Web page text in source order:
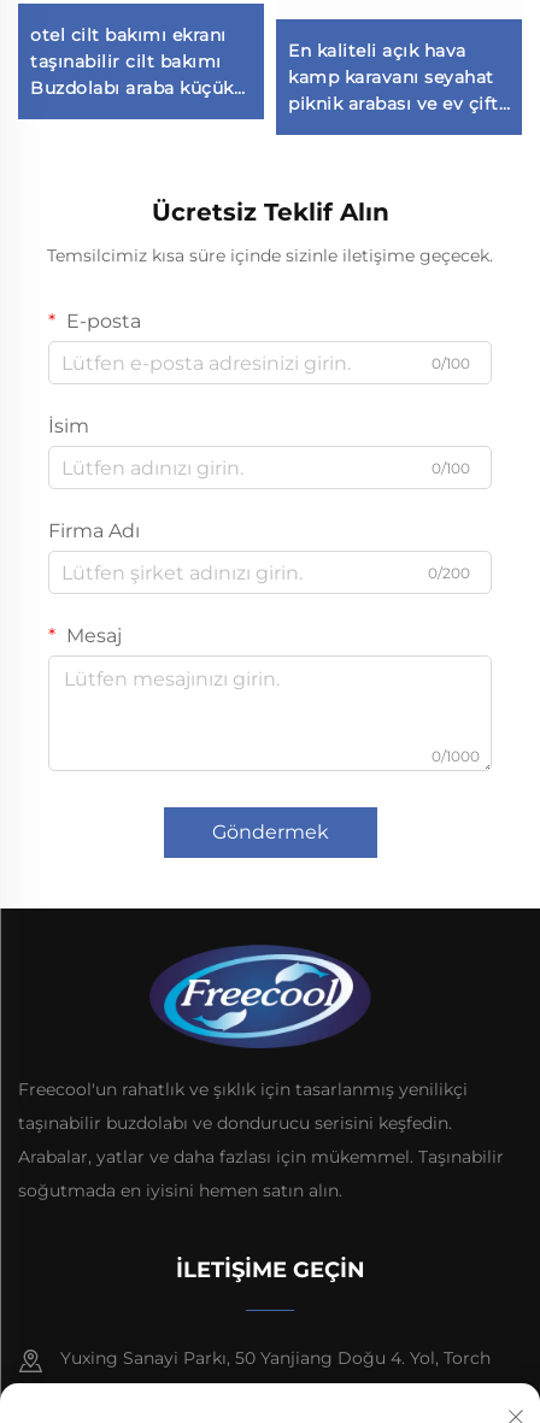
otel cilt bakımı ekranı
taşınabilir cilt bakımı
Buzdolabı araba küçük
yatak odası mini bar
En kaliteli açık hava
kamp karavanı seyahat
piknik arabası ve ev çift
kullanımlı araba
kutu 35l
Ücretsiz Teklif Alın
Temsilcimiz kısa süre içinde sizinle iletişime geçecek.
E-posta
0/100
İsim
0/100
Firma Adı
0/200
Mesaj
0/1000
Göndermek
Freecool'un rahatlık ve şıklık için tasarlanmış yenilikçi
taşınabilir buzdolabı ve dondurucu serisini keşfedin.
Arabalar, yatlar ve daha fazlası için mükemmel. Taşınabilir
soğutmada en iyisini hemen satın alın.
İLETIŞIME GEÇIN
Yuxing Sanayi Parkı, 50 Yanjiang Doğu 4. Yol, Torch